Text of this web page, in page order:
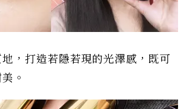
地，打造若隱若現的光澤感，既可
。